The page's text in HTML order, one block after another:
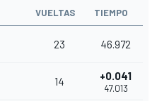
VUELTAS TIEMPO
23 46.972
14 +0.041
47.013